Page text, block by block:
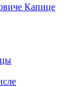
Капице